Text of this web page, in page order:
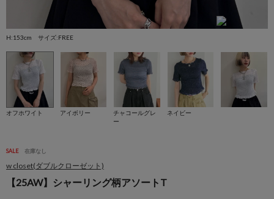
H:153cm サイズ:FREE
オフホワイト アイボリー
チャコールグレ
ー
ネイビー
SALE 在庫なし
w closet(ダブルクローゼット)
【25AW】シャーリング柄アソートT